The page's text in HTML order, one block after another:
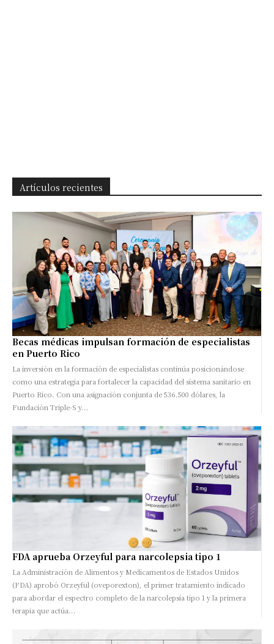
Artículos recientes
Becas médicas impulsan formación de especialistas
en Puerto Rico
La inversión en la formación de especialistas continúa posicionándose
como una estrategia para fortalecer la capacidad del sistema sanitario en
Puerto Rico. Con una asignación conjunta de 536.500 dólares, la
Fundación Triple-S y...
FDA aprueba Orzeyful para narcolepsia tipo 1
La Administración de Alimentos y Medicamentos de Estados Unidos
(FDA) aprobó Orzeyful (oveporexton), el primer tratamiento indicado
para abordar el espectro completo de la narcolepsia tipo 1 y la primera
terapia que actúa...